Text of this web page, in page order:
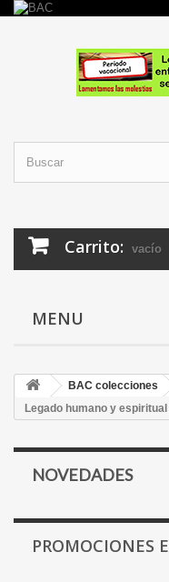
Carrito: vacío
MENU
BAC colecciones
Legado humano y
NOVEDADES
PROMOCIONES